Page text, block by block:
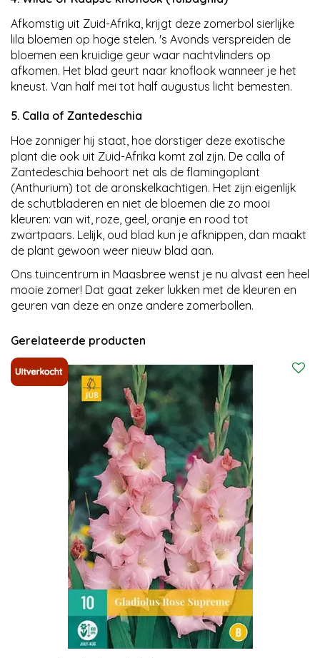
Afkomstig uit Zuid-Afrika, krijgt deze zomerbol sierlijke
lila bloemen op hoge stelen. 's Avonds verspreiden de
bloemen een kruidige geur waar nachtvlinders op
afkomen. Het blad geurt naar knoflook wanneer je het
kneust. Van half mei tot half augustus licht bemesten.
5. Calla of Zantedeschia
Hoe zonniger hij staat, hoe dorstiger deze exotische
plant die ook uit Zuid-Afrika komt zal zijn. De calla of
Zantedeschia behoort net als de flamingoplant
(Anthurium) tot de aronskelkachtigen. Het zijn eigenlijk
de schutbladeren en niet de bloemen die zo mooi
kleuren: van wit, roze, geel, oranje en rood tot
zwartpaars. Lelijk, oud blad kun je afknippen, dan maakt
de plant gewoon weer nieuw blad aan.
Ons tuincentrum in Maasbree wenst je nu alvast een heel
mooie zomer! Dat gaat zeker lukken met de kleuren en
geuren van deze en onze andere zomerbollen.
Gerelateerde producten